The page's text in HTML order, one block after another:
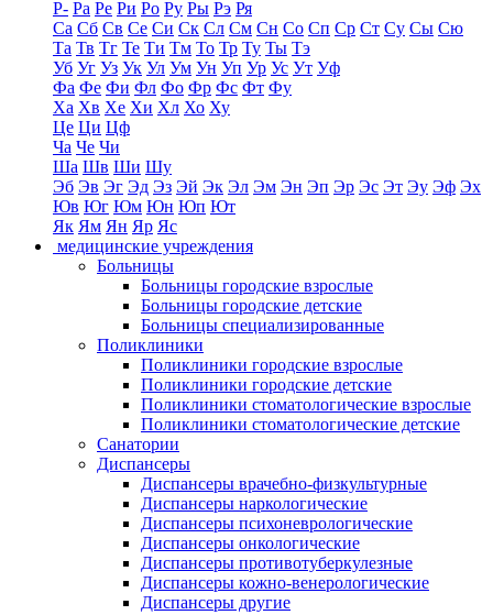
Р- Ра Ре Ри Ро Ру Ры Рэ Ря
Са Сб Св Се Си Ск Сл См Сн Со Сп Ср Ст Су Сы Сю
Та Тв Тг Те Ти Тм То Тр Ту Ты Тэ
Уб Уг Уз Ук Ул Ум Ун Уп Ур Ус Ут Уф
Фа Фе Фи Фл Фо Фр Фс Фт Фу
Ха Хв Хе Хи Хл Хо Ху
Це Ци Цф
Ча Че Чи
Ша Шв Ши Шу
Эб Эв Эг Эд Эз Эй Эк Эл Эм Эн Эп Эр Эс Эт Эу Эф Эх
Юв Юг Юм Юн Юп Ют
Як Ям Ян Яр Яс
медицинские учреждения
Больницы
Больницы городские взрослые
Больницы городские детские
Больницы специализированные
Поликлиники
Поликлиники городские взрослые
Поликлиники городские детские
Поликлиники стоматологические взрослые
Поликлиники стоматологические детские
Санатории
Диспансеры
Диспансеры врачебно-физкультурные
Диспансеры наркологические
Диспансеры психоневрологические
Диспансеры онкологические
Диспансеры противотуберкулезные
Диспансеры кожно-венерологические
Диспансеры другие